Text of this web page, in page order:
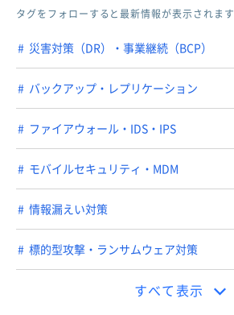
タグをフォローすると最新情報が表示されます
災害対策（DR）・事業継続（BCP）
バックアップ・レプリケーション
ファイアウォール・IDS・IPS
モバイルセキュリティ・MDM
情報漏えい対策
標的型攻撃・ランサムウェア対策
すべて表示